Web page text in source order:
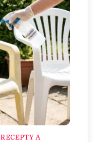
RECEPTY A